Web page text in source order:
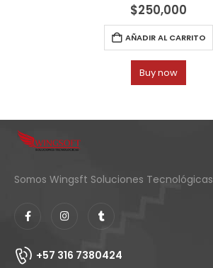
0out of 5
$250,000
AÑADIR AL CARRITO
Buy now
Somos Wingsft Soluciones Tecnológicas
+57 316 7380424